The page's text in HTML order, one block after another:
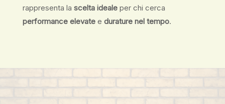
rappresenta la scelta ideale per chi cerca
performance elevate e durature nel tempo.